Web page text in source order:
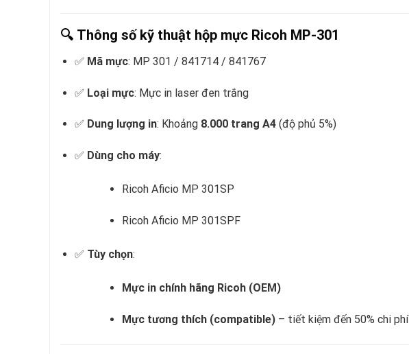
🔍 Thông số kỹ thuật hộp mực Ricoh MP-301
✅ Mã mực: MP 301 / 841714 / 841767
✅ Loại mực: Mực in laser đen trắng
✅ Dung lượng in: Khoảng 8.000 trang A4(độ phủ 5%)
✅ Dùng cho máy:
Ricoh Aficio MP 301SP
Ricoh Aficio MP 301SPF
✅ Tùy chọn:
Mực in chính hãng Ricoh (OEM)
Mực tương thích (compatible)– tiết kiệm đến 50% chi phí